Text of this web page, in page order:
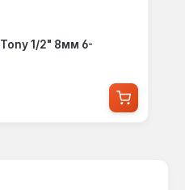
1/2" 8мм 6-